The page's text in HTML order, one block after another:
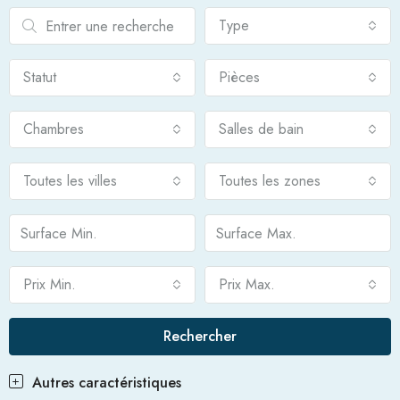
Type
Statut Pièces
Chambres Salles de bain
Toutes les villes Toutes les zones
Prix Min. Prix Max.
Rechercher
Autres caractéristiques